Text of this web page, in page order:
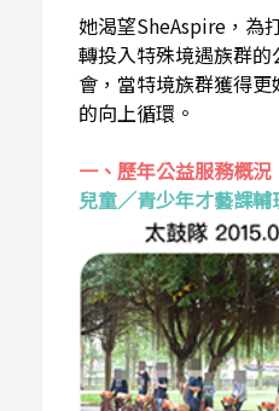
她渴望SheAspire，為
轉投入特殊境遇族群
會，當特境族群獲得
的向上循環。
一、歷年公益服務概況
兒童／青少年才藝課輔